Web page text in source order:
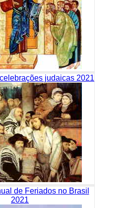
judaicas 2021
de Feriados no Brasil
2021